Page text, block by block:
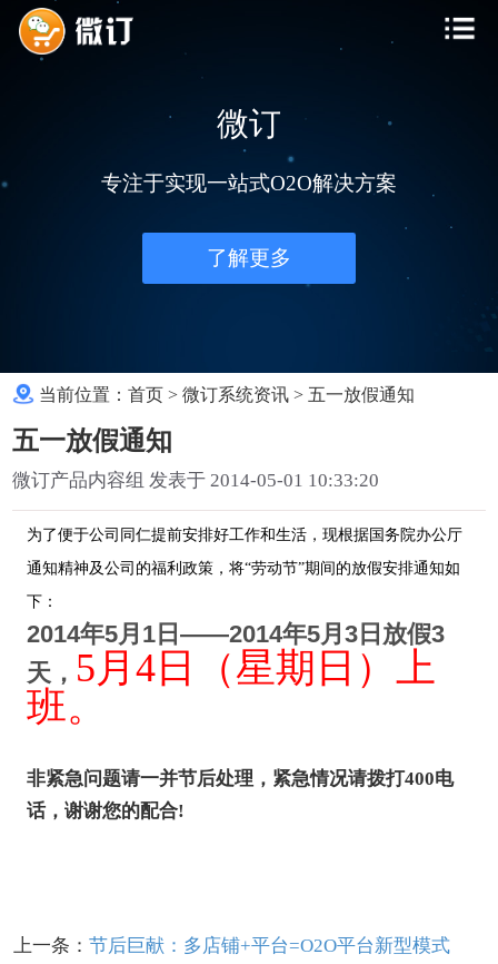
微订
专注于实现一站式O2O解决方案
了解更多
当前位置：首页 >微订系统资讯 > 五一放假通知
五一放假通知
微订产品内容组 发表于 2014-05-01 10:33:20
为了便于公司同仁提前安排好工作和生活，现根据国务院办公厅
通知精神及公司的福利政策，将“劳动节”期间的放假安排通知如
下：
2014年5月1日——2014年5月3日放假3
天， 5月4日（星期日）上
班。
非紧急问题请一并节后处理，紧急情况请拨打400电
话，谢谢您的配合!
上一条： 节后巨献：多店铺+平台=O2O平台新型模式